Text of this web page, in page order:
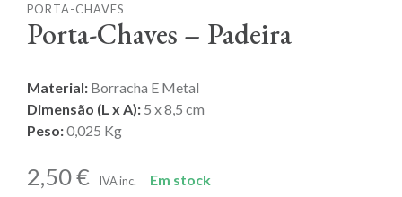
PORTA-CHAVES
Porta-Chaves – Padeira
Material: Borracha E Metal
Dimensão (L x A): 5 x 8,5 cm
Peso:0,025 Kg
2,50€ IVA inc. Em stock